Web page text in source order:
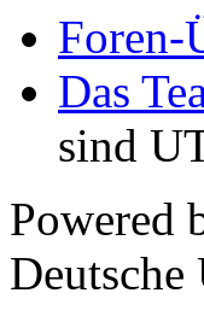
Foren-
Das
sind
Powered